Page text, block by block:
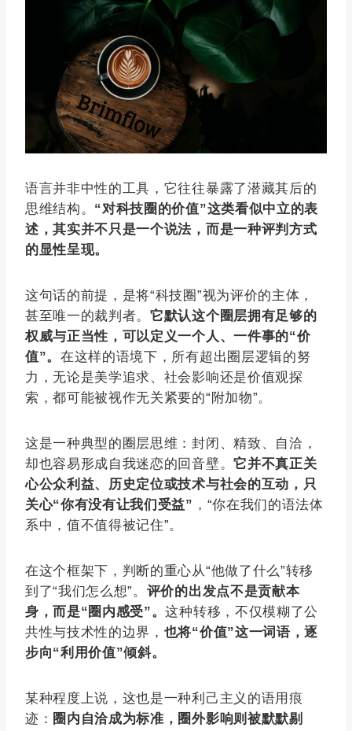
语言并非中性的工具，它往往暴露了潜藏其后的
思维结构。 “对科技圈的价值”这类看似中立的表
述，其实并不只是一个说法，而是一种评判方式
的显性呈现。
这句话的前提，是将“科技圈”视为评价的主体，
甚至唯一的裁判者。它默认这个圈层拥有足够的
权威与正当性，可以定义一个人、一件事的“价
值”。在这样的语境下，所有超出圈层逻辑的努
力，无论是美学追求、社会影响还是价值观探
索，都可能被视作无关紧要的“附加物”。
这是一种典型的圈层思维：封闭、精致、自洽，
却也容易形成自我迷恋的回音壁。它并不真正关
心公众利益、历史定位或技术与社会的互动，只
关心“你有没有让我们受益” ，“你在我们的语法体
系中，值不值得被记住”。
在这个框架下，判断的重心从“他做了什么”转移
到了“我们怎么想”。 评价的出发点不是贡献本
身，而是“圈内感受”。这种转移，不仅模糊了公
共性与技术性的边界， 也将“价值”这一词语，逐
步向“利用价值”倾斜。
某种程度上说，这也是一种利己主义的语用痕
迹： 圈内自洽成为标准，圈外影响则被默默剔